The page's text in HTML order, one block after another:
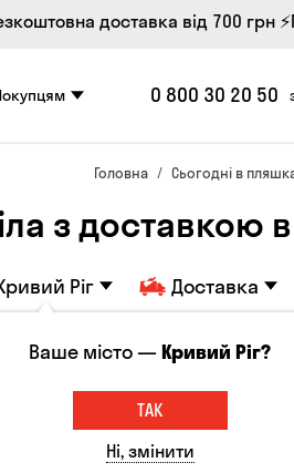
доставка від 700 грн
0 800 30 20 50
Головна Сьогодні в
з доставкою
Ріг Доставка
Коньяки та бренді
Ваше місто —Кривий Ріг?
ТАК
Ні, змінити